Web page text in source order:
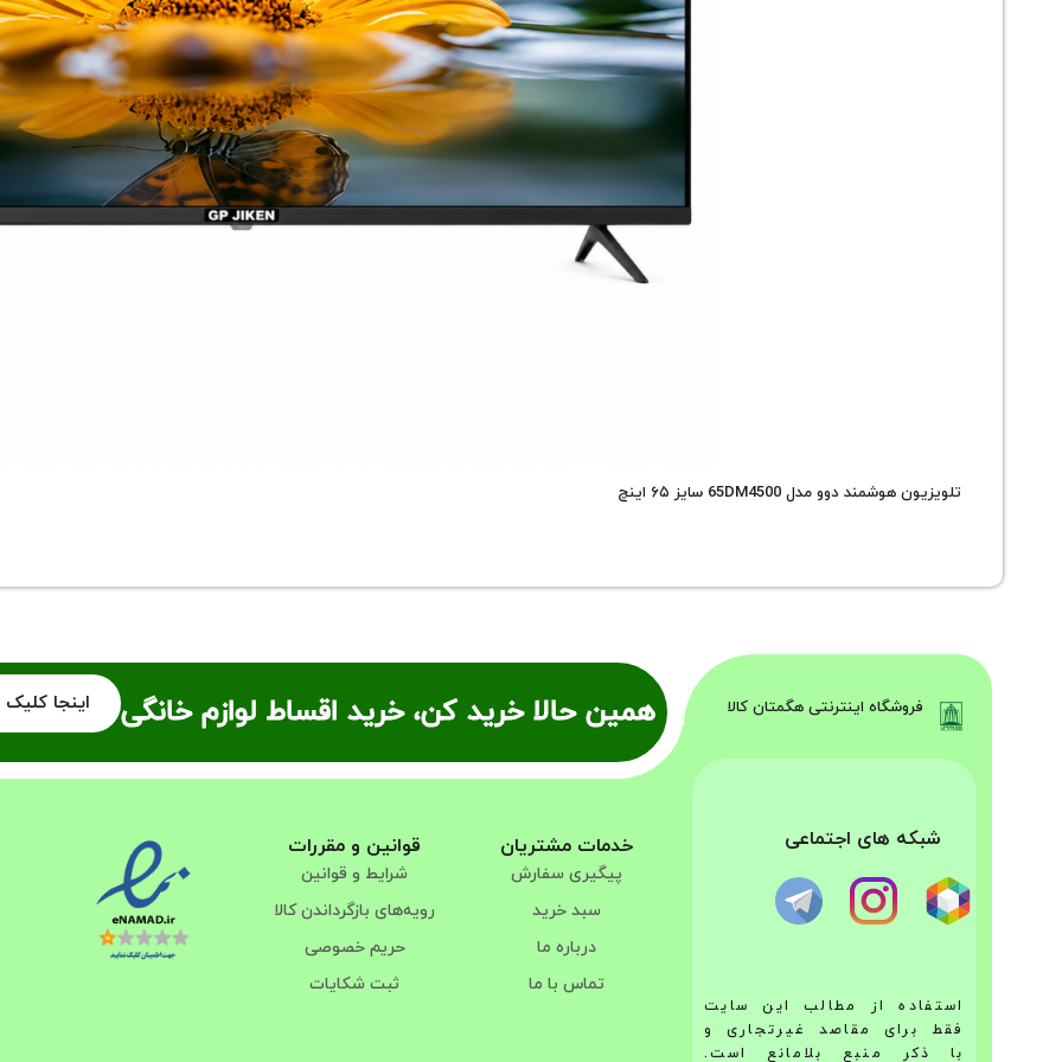
تلویزیون هوشمند دوو مدل 65DM4500 سایز ۶۵ اینچ
همین حالا خرید کن، خرید اقساط لوازم خانگی اینجا کلیک فروشگاه اینترنتی هگمتان کالا
شبکه های اجتماعی
استفاده از مطالب این سایت
فقط برای مقاصد غیرتجاری و
با ذکر منبع بلامانع است.
خدمات مشتریان
پیگیری سفارش
سبد خرید
درباره ما
تماس با ما
قوانین و مقررات
شرایط و قوانین
رویه‌های بازگرداندن کالا
حریم خصوصی
ثبت شکایات